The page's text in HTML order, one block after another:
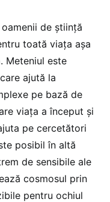
de știință
toată viața așa
Meteniul este
ajută la
pe bază de
viața a început și
pe cercetători
posibil în altă
de sensibile ale
cosmosul prin
pentru ochiul